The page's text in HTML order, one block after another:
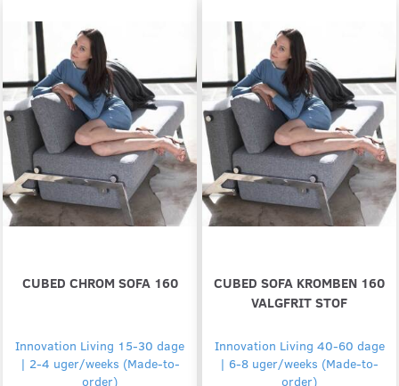
CUBED CHROM SOFA 160
Innovation Living 15-30 dage
| 2-4 uger/weeks (Made-to-
order)
CUBED SOFA KROMBEN 160
VALGFRIT STOF
Innovation Living 40-60 dage
| 6-8 uger/weeks (Made-to-
order)